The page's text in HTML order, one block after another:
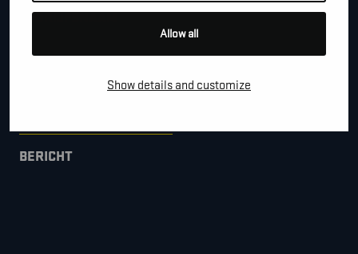
Allow all
Show details and customize
BEDRIJFSNAAM
BERICHT